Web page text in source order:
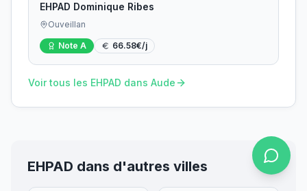
EHPAD Dominique Ribes
Ouveillan
Note A 66.58€/j
Voir tous les EHPAD dans Aude
EHPAD dans d'autres villes